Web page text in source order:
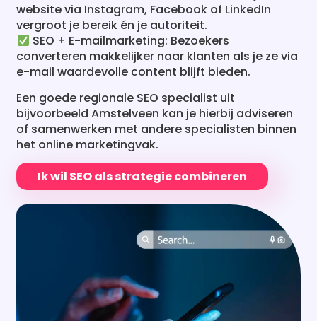
SEO + E-mailmarketing: Bezoekers
converteren makkelijker naar klanten als je ze via
e-mail waardevolle content blijft bieden.
Een goede regionale SEO specialist uit
bijvoorbeeld Amstelveen kan je hierbij adviseren
of samenwerken met andere specialisten binnen
het online marketingvak.
Ik wil SEO als strategie combineren